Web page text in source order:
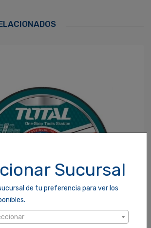
Sucursal
de tu preferencia para ver los
tu Contraseña?
ACCEDER